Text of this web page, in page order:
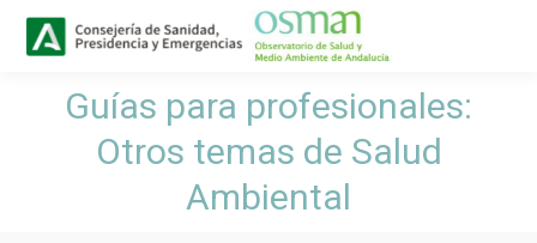
Guías para profesionales:
Otros temas de Salud
Ambiental
Estás aquí: